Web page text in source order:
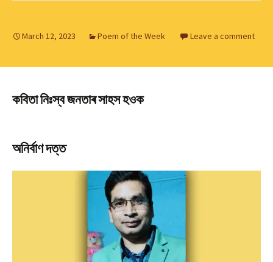
March 12, 2023 Poem of the Week Leave a comment
কবিতা নিঃস্ব জনতাৰ সাহস হওক
অনিৰ্বাণ দত্ত